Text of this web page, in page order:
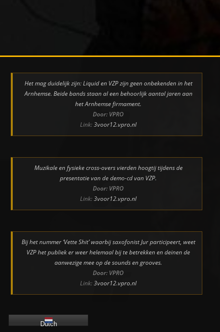
Het mag duidelijk zijn: Liquid en VZP zijn geen onbekenden in het
Arnhemse. Beide bands staan al een behoorlijk aantal jaren aan
het Arnhemse firmament.
Door: VPRO
Link:3voor12.vpro.nl
Muzikale en fysieke cross-overs vierden hoogtij tijdens de
presentatie van de demo-cd van VZP.
Door: VPRO
Link:3voor12.vpro.nl
Bij het nummer ‘Vette Shit’ waarbij saxofonist Jur participeert, weet
VZP het publiek er weer helemaal bij te betrekken en deinen de
aanwezige mee op de sounds en grooves.
Door: VPRO
Link:3voor12.vpro.nl
Dutch